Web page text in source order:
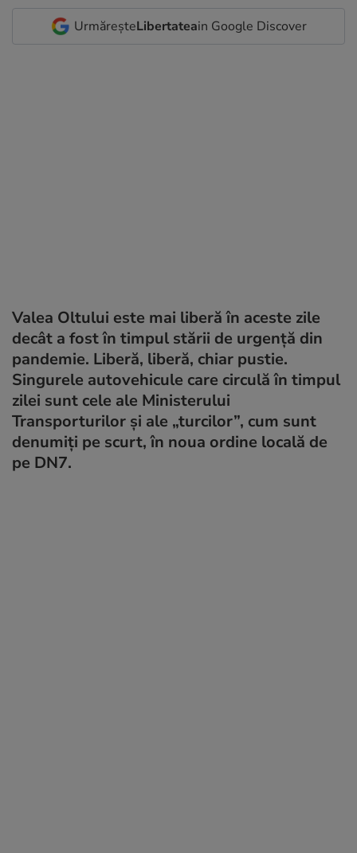
UrmăreșteLibertateain Google Discover
Valea Oltului este mai liberă în aceste zile
decât a fost în timpul stării de urgență din
pandemie. Liberă, liberă, chiar pustie.
Singurele autovehicule care circulă în timpul
zilei sunt cele ale Ministerului
Transporturilor și ale „turcilor”, cum sunt
denumiți pe scurt, în noua ordine locală de
pe DN7.